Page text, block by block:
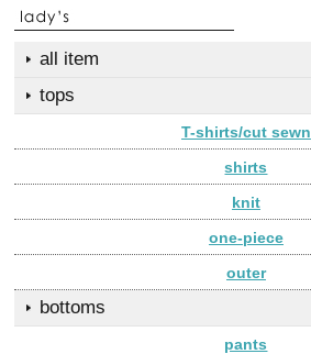
all item
tops
T-shirts/cut sewn
shirts
knit
one-piece
outer
bottoms
pants